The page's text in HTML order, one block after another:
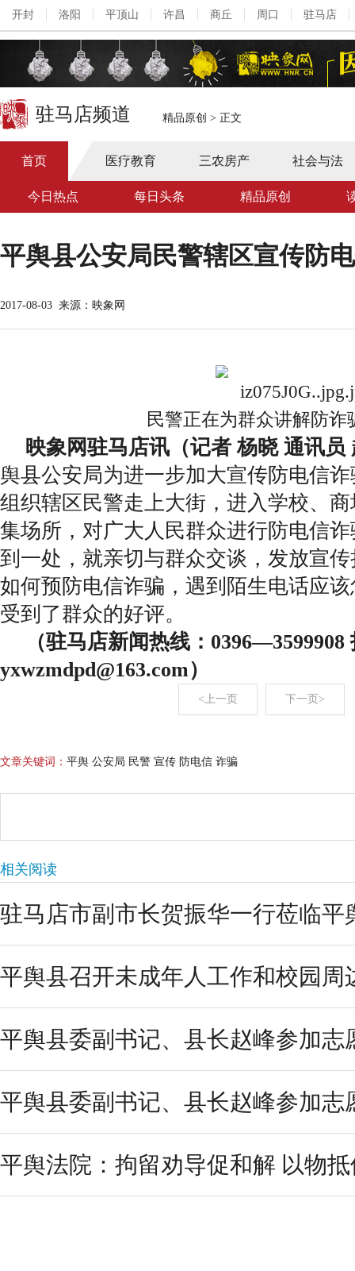
开封 洛阳 平顶山 许昌 商丘 周口 驻马店
驻马店频道 精品原创 > 正文
首页 医疗教育 三农房产 社会与法
今日热点 每日头条 精品原创
平舆县公安局民警辖区宣传防
2017-08-03 来源：映象网
民警正在为群众讲解防诈
映象网驻马店讯（记者 杨晓 通讯员
舆县公安局为进一步加大宣传防电信
组织辖区民警走上大街，进入学校、
集场所，对广大人民群众进行防电信
到一处，就亲切与群众交谈，发放宣
如何预防电信诈骗，遇到陌生电话应
受到了群众的好评。
（驻马店新闻热线：0396—3599908
yxwzmdpd@163.com）
<上一页 下一页>
文章关键词： 平舆 公安局 民警 宣传 防电信 诈骗
相关阅读
驻马店市副市长贺振华一行莅临平
平舆县召开未成年人工作和校园周
平舆县委副书记、县长赵峰参加志
平舆县委副书记、县长赵峰参加志
平舆法院：拘留劝导促和解 以物